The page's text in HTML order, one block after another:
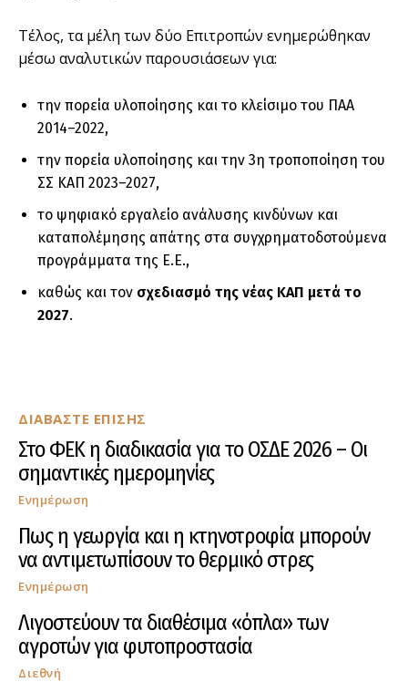
ΔΙΑΒΑΣΤΕ ΕΠΙΣΗΣ
Στο ΦΕΚ η διαδικασία για το ΟΣΔΕ 2026 – Οι
σημαντικές ημερομηνίες
Ενημέρωση
Πως η γεωργία και η κτηνοτροφία μπορούν
να αντιμετωπίσουν το θερμικό στρες
Ενημέρωση
Λιγοστεύουν τα διαθέσιμα «όπλα» των
αγροτών για φυτοπροστασία
Διεθνή
Τέλος, τα μέλη των δύο Επιτροπών ενημερώθηκαν
μέσω αναλυτικών παρουσιάσεων για:
την πορεία υλοποίησης και το κλείσιμο του ΠΑΑ
2014–2022,
την πορεία υλοποίησης και την 3η τροποποίηση του
ΣΣ ΚΑΠ 2023–2027,
το ψηφιακό εργαλείο ανάλυσης κινδύνων και
καταπολέμησης απάτης στα συγχρηματοδοτούμενα
προγράμματα της Ε.Ε.,
καθώς και τον σχεδιασμό της νέας ΚΑΠ μετά το
2027.